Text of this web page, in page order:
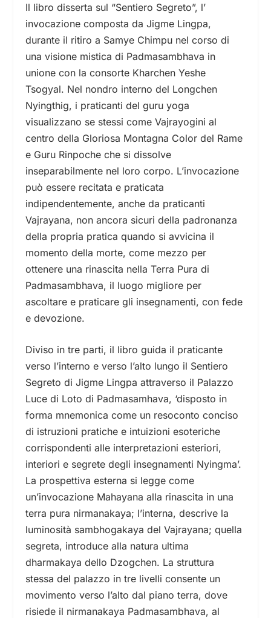
Il libro disserta sul “Sentiero Segreto”, l’
invocazione composta da Jigme Lingpa,
durante il ritiro a Samye Chimpu nel corso di
una visione mistica di Padmasambhava in
unione con la consorte Kharchen Yeshe
Tsogyal. Nel nondro interno del Longchen
Nyingthig, i praticanti del guru yoga
visualizzano se stessi come Vajrayogini al
centro della Gloriosa Montagna Color del Rame
e Guru Rinpoche che si dissolve
inseparabilmente nel loro corpo. L’invocazione
può essere recitata e praticata
indipendentemente, anche da praticanti
Vajrayana, non ancora sicuri della padronanza
della propria pratica quando si avvicina il
momento della morte, come mezzo per
ottenere una rinascita nella Terra Pura di
Padmasambhava, il luogo migliore per
ascoltare e praticare gli insegnamenti, con fede
e devozione.
Diviso in tre parti, il libro guida il praticante
verso l’interno e verso l’alto lungo il Sentiero
Segreto di Jigme Lingpa attraverso il Palazzo
Luce di Loto di Padmasamhava, ‘disposto in
forma mnemonica come un resoconto conciso
di istruzioni pratiche e intuizioni esoteriche
corrispondenti alle interpretazioni esteriori,
interiori e segrete degli insegnamenti Nyingma’.
La prospettiva esterna si legge come
un’invocazione Mahayana alla rinascita in una
terra pura nirmanakaya; l’interna, descrive la
luminosità sambhogakaya del Vajrayana; quella
segreta, introduce alla natura ultima
dharmakaya dello Dzogchen. La struttura
stessa del palazzo in tre livelli consente un
movimento verso l’alto dal piano terra, dove
risiede il nirmanakaya Padmasambhava, al